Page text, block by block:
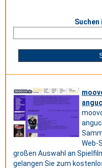
Suchen
Web-
großen Auswahl an
gelangen Sie zum